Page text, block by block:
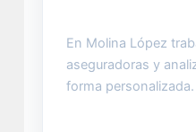
En Molina López
aseguradoras y
forma personalizada.